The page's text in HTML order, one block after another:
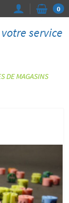
service
0
DE MAGASINS